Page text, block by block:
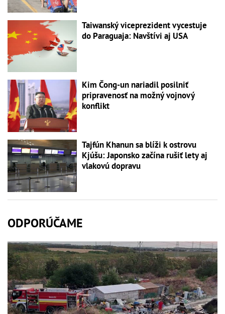
Taiwanský viceprezident vycestuje
do Paraguaja: Navštívi aj USA
Kim Čong-un nariadil posilniť
pripravenosť na možný vojnový
konflikt
Tajfún Khanun sa blíži k ostrovu
Kjúšu: Japonsko začína rušiť lety aj
vlakovú dopravu
ODPORÚČAME